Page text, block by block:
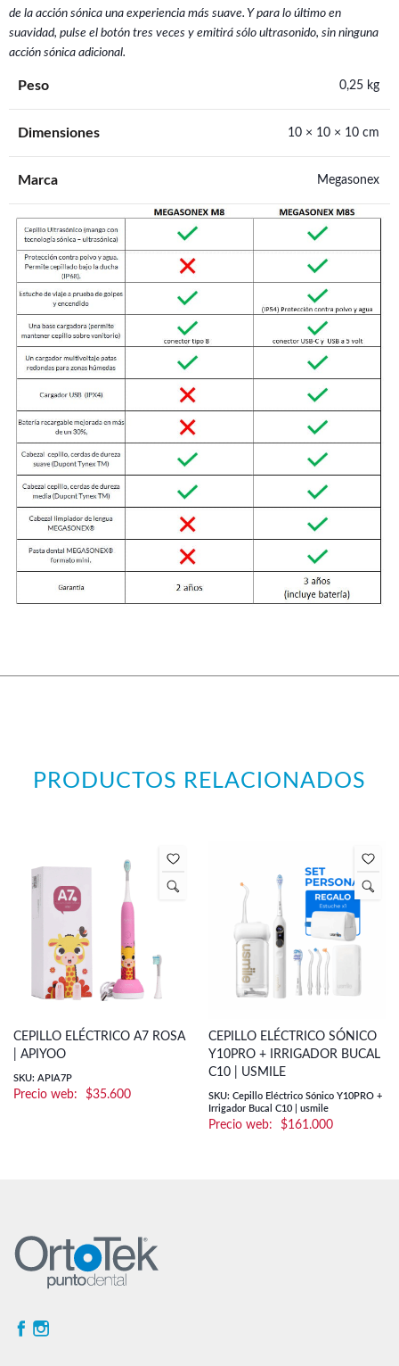
de la acción sónica una experiencia más suave. Y para lo último en
suavidad, pulse el botón tres veces y emitirá sólo ultrasonido, sin ninguna
acción sónica adicional.
Peso 0,25 kg
Dimensiones 10 × 10 × 10 cm
Marca Megasonex
PRODUCTOS RELACIONADOS
CEPILLO ELÉCTRICO A7 ROSA
| APIYOO
SKU: APIA7P
$35.600
CEPILLO ELÉCTRICO SÓNICO
Y10PRO + IRRIGADOR BUCAL
C10 | USMILE
SKU: Cepillo Eléctrico Sónico Y10PRO +
Irrigador Bucal C10 | usmile
$161.000